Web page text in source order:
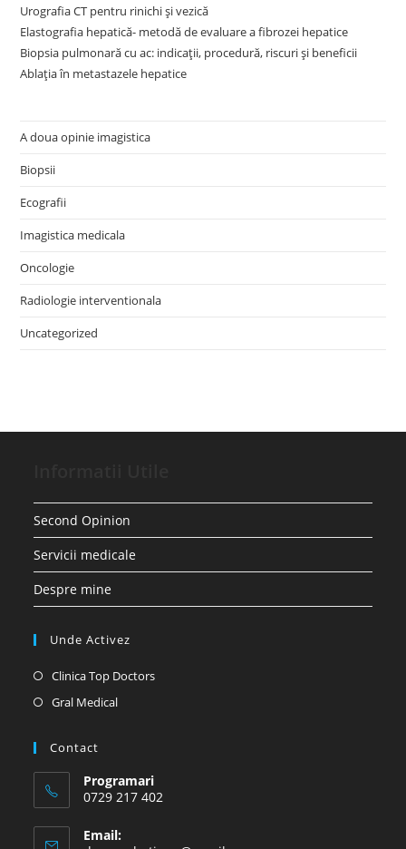
Urografia CT pentru rinichi și vezică
Elastografia hepatică- metodă de evaluare a fibrozei hepatice
Biopsia pulmonară cu ac: indicații, procedură, riscuri și beneficii
Ablația în metastazele hepatice
A doua opinie imagistica
Biopsii
Ecografii
Imagistica medicala
Oncologie
Radiologie interventionala
Uncategorized
Second Opinion
Servicii medicale
Despre mine
Unde Activez
Clinica Top DoctorsOpens
Gral MedicalOpens
tab
Contact
Programari
0729 217 402
Email: